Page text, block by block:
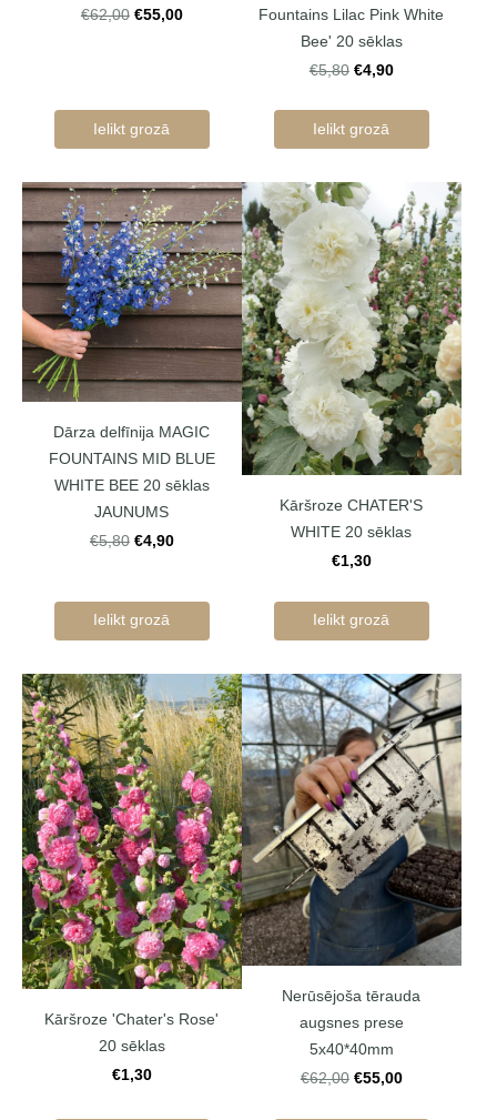
€62,00 €55,00
Ielikt grozā
Fountains Lilac Pink White
Bee' 20 sēklas
€5,80 €4,90
Ielikt grozā
Dārza delfīnija MAGIC
FOUNTAINS MID BLUE
WHITE BEE 20 sēklas
JAUNUMS
€5,80 €4,90
Ielikt grozā
Kāršroze CHATER'S
WHITE 20 sēklas
€1,30
Ielikt grozā
Kāršroze 'Chater's Rose'
20 sēklas
€1,30
Nerūsējoša tērauda
augsnes prese
5x40*40mm
€62,00 €55,00